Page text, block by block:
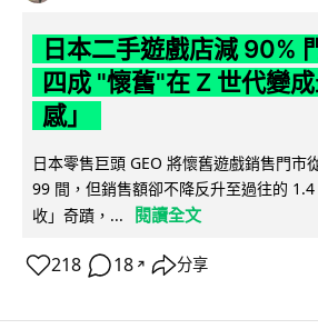
日本二手遊戲店減 90%
四成 "懷舊"在 Z 世代變
感」
日本零售巨頭 GEO 將懷舊遊戲銷售門市
99 間，但銷售額卻不降反升至過往的
收」奇蹟，...
閱讀全文
218 18 ↗ 分享